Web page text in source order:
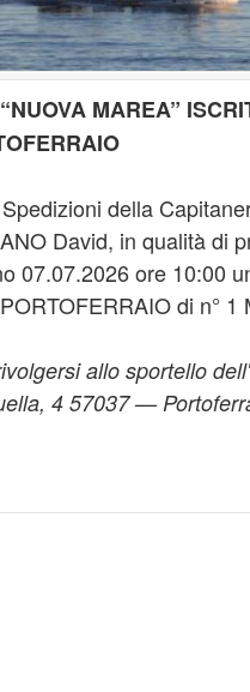
MAREA”
della
David, in qualità di
07.07.2026 ore 10:00
di n°
allo sportello
4 57037 —